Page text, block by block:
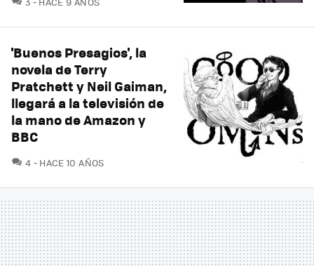
'Buenos Presagios', la
novela de Terry
Pratchett y Neil Gaiman,
llegará a la televisión de
la mano de Amazon y
BBC
4 COMENTARIOS
HACE 10 AÑOS